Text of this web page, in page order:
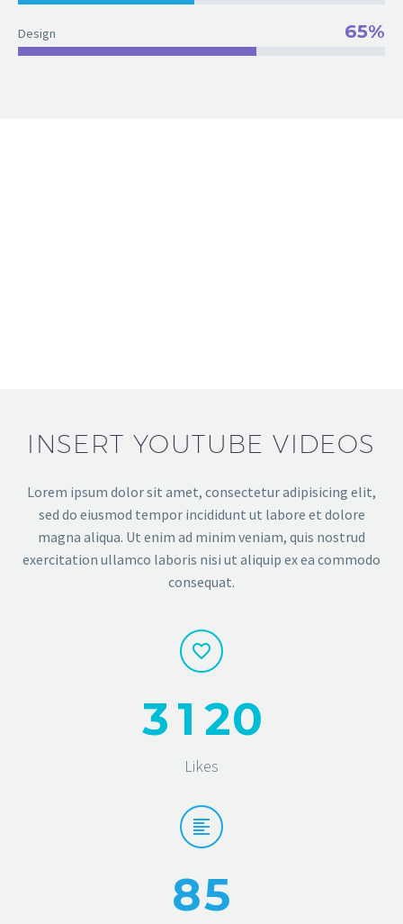
Design 65%
INSERT YOUTUBE VIDEOS
Lorem ipsum dolor sit amet, consectetur adipisicing elit,
sed do eiusmod tempor incididunt ut labore et dolore
magna aliqua. Ut enim ad minim veniam, quis nostrud
exercitation ullamco laboris nisi ut aliquip ex ea commodo
consequat.
31 20
Likes
85